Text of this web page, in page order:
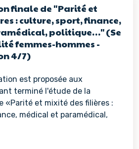
finale de "Parité et
: culture, sport, finance,
politique…" (Se
femmes-hommes -
4/7)
est proposée aux
terminé l'étude de la
«Parité et mixité des filières :
médical et paramédical,